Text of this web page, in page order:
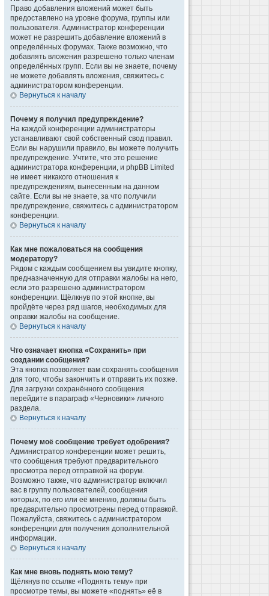
Право добавления вложений может быть
предоставлено на уровне форума, группы или
пользователя. Администратор конференции
может не разрешить добавление вложений в
определённых форумах. Также возможно, что
добавлять вложения разрешено только членам
определённых групп. Если вы не знаете, почему
не можете добавлять вложения, свяжитесь с
администратором конференции.
Вернуться к началу
Почему я получил предупреждение?
На каждой конференции администраторы
устанавливают свой собственный свод правил.
Если вы нарушили правило, вы можете получить
предупреждение. Учтите, что это решение
администратора конференции, и phpBB Limited
не имеет никакого отношения к
предупреждениям, вынесенным на данном
сайте. Если вы не знаете, за что получили
предупреждение, свяжитесь с администратором
конференции.
Вернуться к началу
Как мне пожаловаться на сообщения
модератору?
Рядом с каждым сообщением вы увидите кнопку,
предназначенную для отправки жалобы на него,
если это разрешено администратором
конференции. Щёлкнув по этой кнопке, вы
пройдёте через ряд шагов, необходимых для
оправки жалобы на сообщение.
Вернуться к началу
Что означает кнопка «Сохранить» при
создании сообщения?
Эта кнопка позволяет вам сохранять сообщения
для того, чтобы закончить и отправить их позже.
Для загрузки сохранённого сообщения
перейдите в параграф «Черновики» личного
раздела.
Вернуться к началу
Почему моё сообщение требует одобрения?
Администратор конференции может решить,
что сообщения требуют предварительного
просмотра перед отправкой на форум.
Возможно также, что администратор включил
вас в группу пользователей, сообщения
которых, по его или её мнению, должны быть
предварительно просмотрены перед отправкой.
Пожалуйста, свяжитесь с администратором
конференции для получения дополнительной
информации.
Вернуться к началу
Как мне вновь поднять мою тему?
Щёлкнув по ссылке «Поднять тему» при
просмотре темы, вы можете «поднять» её в